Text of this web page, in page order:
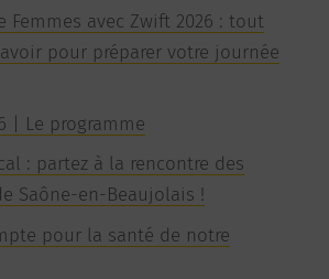
Femmes avec Zwift 2026 : tout
pour préparer votre journée
| Le programme
: partez à la rencontre des
Saône-en-Beaujolais !
pour la santé de notre